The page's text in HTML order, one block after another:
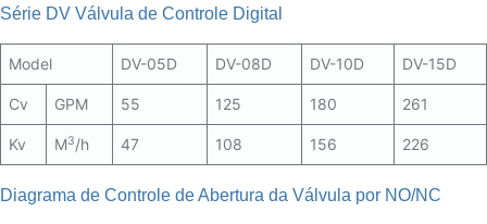
Série DV Válvula de Controle Digital
Model DV-05D DV-08D DV-10D DV-15D
Cv GPM 55 125 180 261
Kv M3/h 47 108 156 226
Diagrama de Controle de Abertura da Válvula por NO/NC